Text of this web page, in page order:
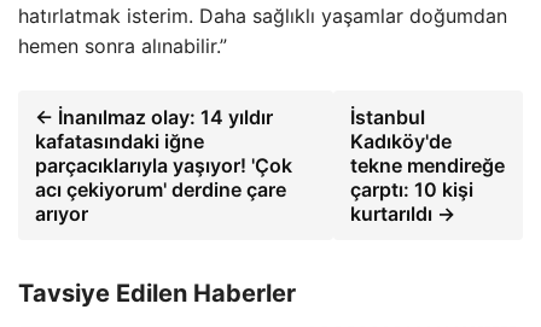
hatırlatmak isterim. Daha sağlıklı yaşamlar doğumdan
hemen sonra alınabilir.”
← İnanılmaz olay: 14 yıldır
kafatasındaki iğne
parçacıklarıyla yaşıyor! 'Çok
acı çekiyorum' derdine çare
arıyor
İstanbul
Kadıköy'de
tekne mendireğe
çarptı: 10 kişi
kurtarıldı →
Tavsiye Edilen Haberler